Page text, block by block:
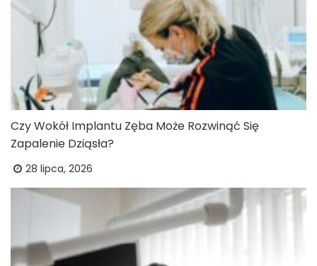
Czy Wokół Implantu Zęba Może Rozwinąć Się
Zapalenie Dziąsła?
28 lipca, 2026